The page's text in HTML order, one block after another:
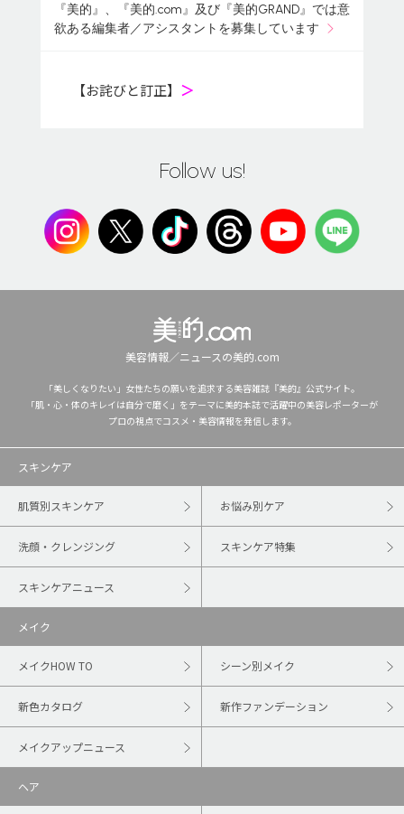
『美的』、『美的.com』及び『美的GRAND』では意
欲ある編集者／アシスタントを募集しています
【お詫びと訂正】 ＞
Follow us!
美容情報／ニュースの美的.com
「美しくなりたい」女性たちの願いを追求する美容雑誌『美的』公式サイト。
「肌・心・体のキレイは自分で磨く」をテーマに美的本誌で活躍中の美容レポーターが
プロの視点でコスメ・美容情報を発信します。
スキンケア
肌質別スキンケア お悩み別ケア
洗顔・クレンジング スキンケア特集
スキンケアニュース
メイク
メイクHOW TO シーン別メイク
新色カタログ 新作ファンデーション
メイクアップニュース
ヘア